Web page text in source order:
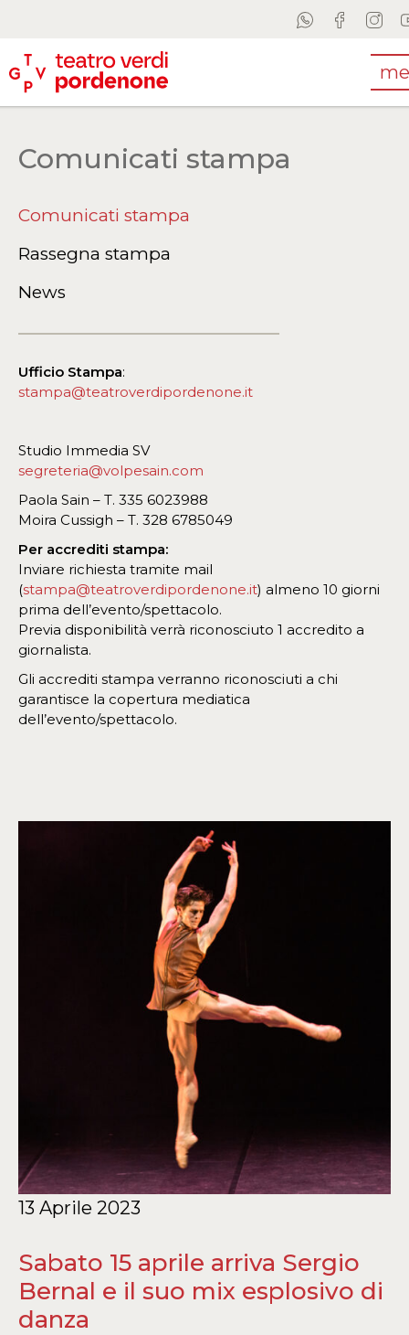
Comunicati stampa
Comunicati stampa
Rassegna stampa
News
Ufficio Stampa:
stampa@teatroverdipordenone.it
Studio Immedia SV
segreteria@volpesain.com
Paola Sain – T. 335 6023988
Moira Cussigh – T. 328 6785049
Per accrediti stampa:
Inviare richiesta tramite mail
(stampa@teatroverdipordenone.it) almeno 10 giorni
prima dell’evento/spettacolo.
Previa disponibilità verrà riconosciuto 1 accredito a
giornalista.
Gli accrediti stampa verranno riconosciuti a chi
garantisce la copertura mediatica
dell’evento/spettacolo.
13 Aprile 2023
Sabato 15 aprile arriva Sergio
Bernal e il suo mix esplosivo di
danza